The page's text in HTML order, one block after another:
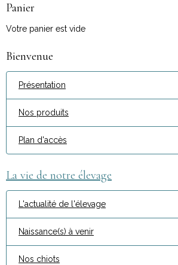
Panier
Votre panier est vide
Bienvenue
Présentation
Nos produits
Plan d'accès
La vie de notre élevage
L'actualité de l'élevage
Naissance(s) à venir
Nos chiots